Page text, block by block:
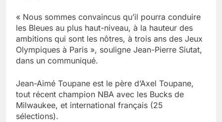
« Nous sommes convaincus qu’il pourra conduire
les Bleues au plus haut-niveau, à la hauteur des
ambitions qui sont les nôtres, à trois ans des Jeux
Olympiques à Paris », souligne Jean-Pierre Siutat,
dans un communiqué.
Jean-Aimé Toupane est le père d’Axel Toupane,
tout récent champion NBA avec les Bucks de
Milwaukee, et international français (25
sélections).